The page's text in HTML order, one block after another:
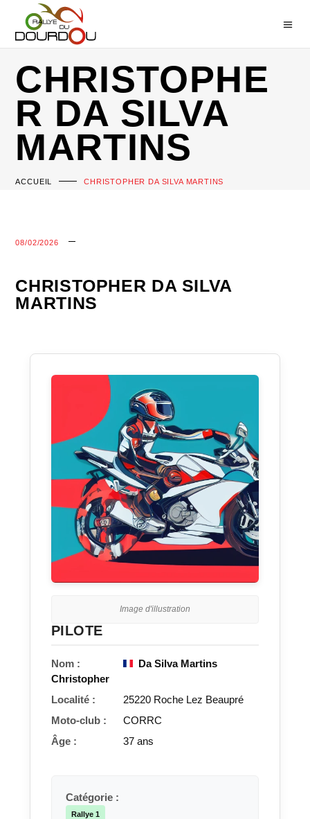
CHRISTOPHE
R DA SILVA
MARTINS
ACCUEIL CHRISTOPHER DA SILVA MARTINS
08/02/2026
CHRISTOPHER DA SILVA
MARTINS
Image d'illustration
PILOTE
Nom :
Da Silva Martins
Christopher
Localité :
25220 Roche Lez Beaupré
Moto-club :
CORRC
Âge :
37 ans
Catégorie :
Rallye 1